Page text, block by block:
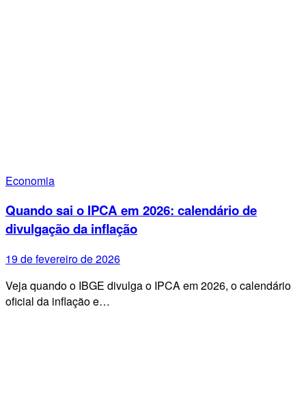
Economia
Quando sai o IPCA em 2026: calendário de
divulgação da inflação
19 de fevereiro de 2026
Veja quando o IBGE divulga o IPCA em 2026, o calendário
oficial da inflação e…